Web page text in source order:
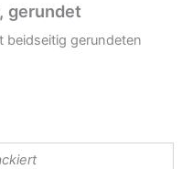
gerundet
gerundeten